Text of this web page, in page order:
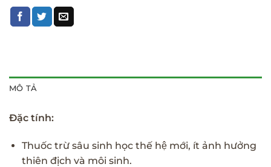
MÔ TẢ
Đặc tính:
Thuốc trừ sâu sinh học thế hệ mới, ít ảnh hưởng
thiên địch và môi sinh.